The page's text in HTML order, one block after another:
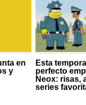
en
y
Esta
perfecto
Neox: risas,
series